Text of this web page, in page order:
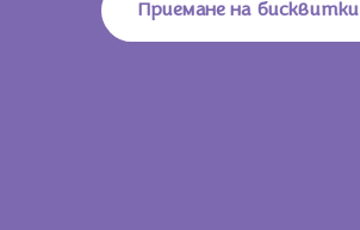
Приемане на бисквитки